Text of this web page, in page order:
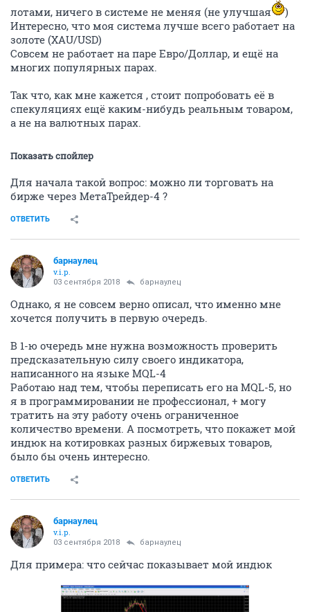
лотами, ничего в системе не меняя (не улучшая
)
Интересно, что моя система лучше всего работает на
золоте (XAU/USD)
Совсем не работает на паре Евро/Доллар, и ещё на
многих популярных парах.
Так что, как мне кажется , стоит попробовать её в
спекуляциях ещё каким-нибудь реальным товаром,
а не на валютных парах.
Показать спойлер
Для начала такой вопрос: можно ли торговать на
бирже через МетаТрейдер-4 ?
ОТВЕТИТЬ
барнаулец
v.i.p.
03 сентября 2018 барнаулец
Однако, я не совсем верно описал, что именно мне
хочется получить в первую очередь.
В 1-ю очередь мне нужна возможность проверить
предсказательную силу своего индикатора,
написанного на языке MQL-4
Работаю над тем, чтобы переписать его на MQL-5, но
я в программировании не профессионал, + могу
тратить на эту работу очень ограниченное
количество времени. А посмотреть, что покажет мой
индюк на котировках разных биржевых товаров,
было бы очень интересно.
ОТВЕТИТЬ
барнаулец
v.i.p.
03 сентября 2018 барнаулец
Для примера: что сейчас показывает мой индюк